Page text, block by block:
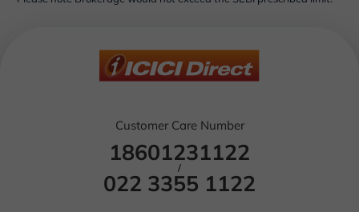
Customer Care Number
18601231122
/
022 3355 1122